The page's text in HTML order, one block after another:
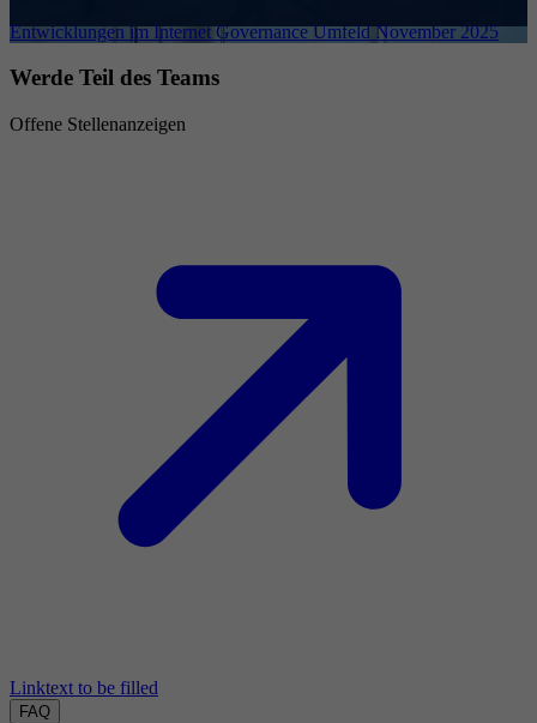
Entwicklungen im Internet Governance Umfeld November 2025
Werde Teil des Teams
Offene Stellenanzeigen
Linktext to be filled
FAQ